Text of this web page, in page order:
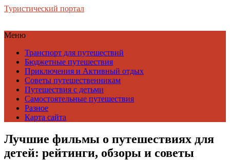
Туристический портал
Меню
Транспорт для путешествий
Бюджетные путешествия
Приключения и Активный отдых
Советы путешественникам
Путешествия с детьми
Самостоятельные путешествия
Разное
Карта сайта
Лучшие фильмы о путешествиях для
детей: рейтинги, обзоры и советы